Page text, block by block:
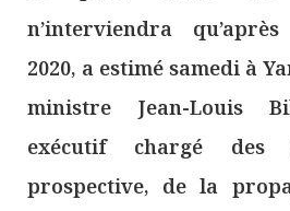
n’interviendra
2020, a estimé samedi à
ministre Jean-Louis
exécutif chargé
prospective, de la